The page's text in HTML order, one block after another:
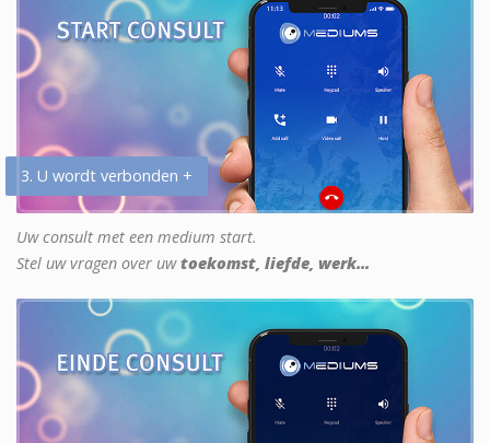
3. U wordt verbonden +
Uw consult met een medium start.
Stel uw vragen over uwtoekomst, liefde, werk...